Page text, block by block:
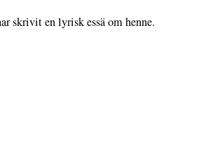
skrivit en lyrisk essä om henne.